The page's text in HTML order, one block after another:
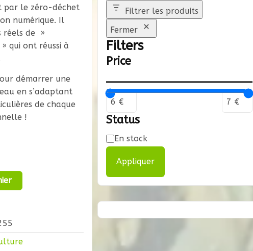
par le zéro-déchet
numérique. Il
réels de »
qui ont réussi à
démarrer une
en s’adaptant
de chaque
!
Filtrer les produits
Fermer
Filters
Price
Status
Disponibilité
En stock
Appliquer